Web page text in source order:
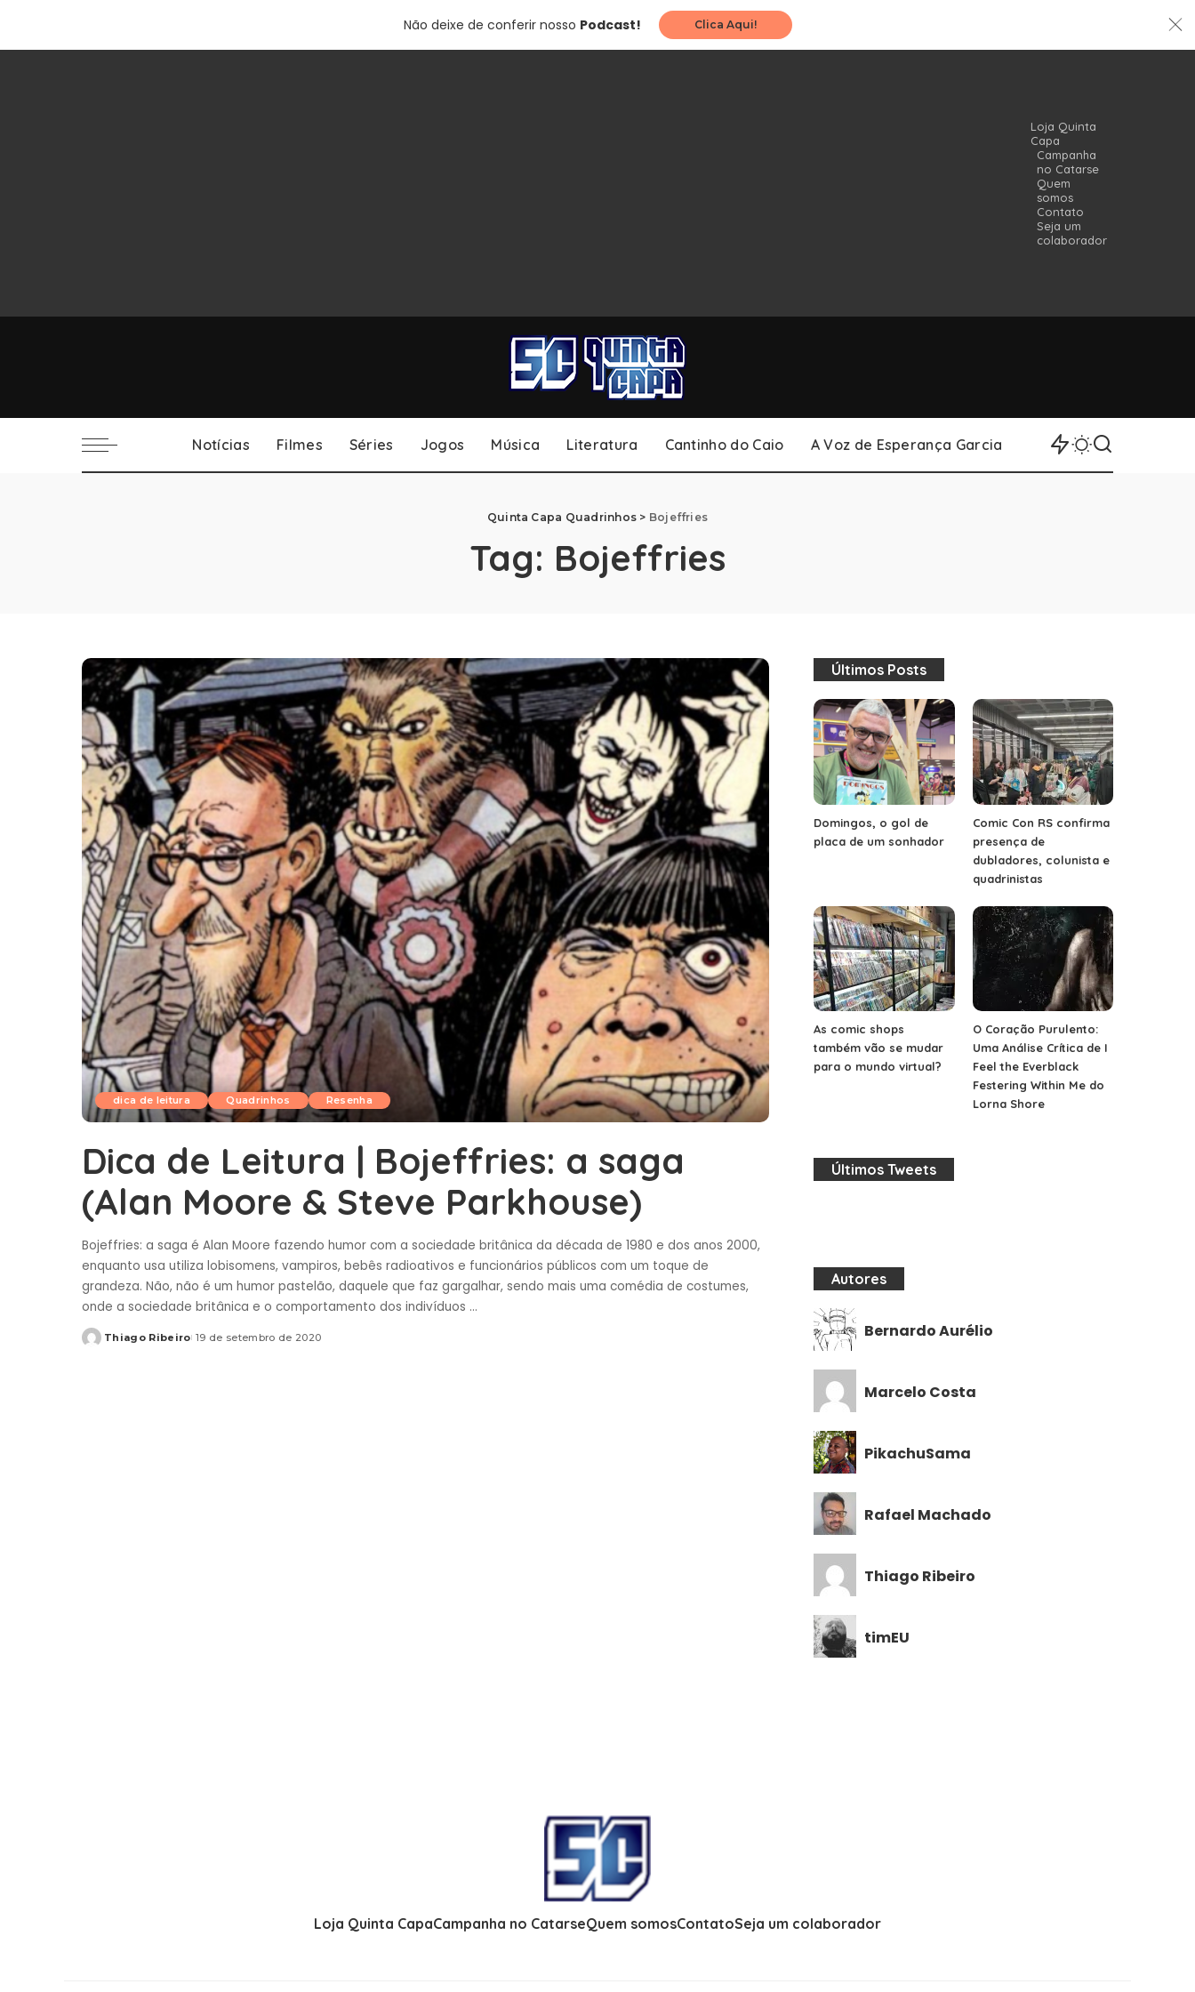
Não deixe de conferir nosso Podcast! Clica Aqui!
Loja Quinta
Capa
Campanha
no Catarse
Quem
somos
Contato
Seja um
colaborador
Notícias Filmes Séries Jogos Música Literatura Cantinho do Caio A Voz de Esperança Garcia
Quinta Capa Quadrinhos > Bojeffries
Tag: Bojeffries
dica de leitura Quadrinhos Resenha
Dica de Leitura | Bojeffries: a saga
(Alan Moore & Steve Parkhouse)
Bojeffries: a saga é Alan Moore fazendo humor com a sociedade britânica da década de 1980 e dos anos 2000,
enquanto usa utiliza lobisomens, vampiros, bebês radioativos e funcionários públicos com um toque de
grandeza. Não, não é um humor pastelão, daquele que faz gargalhar, sendo mais uma comédia de costumes,
onde a sociedade britânica e o comportamento dos indivíduos ...
Posted
Thiago Ribeiro 19 de setembro de 2020
Últimos Posts
Domingos, o gol de
placa de um sonhador
Comic Con RS confirma
presença de
dubladores, colunista e
quadrinistas
As comic shops
também vão se mudar
para o mundo virtual?
O Coração Purulento:
Uma Análise Crítica de I
Feel the Everblack
Festering Within Me do
Lorna Shore
Últimos Tweets
Autores
Bernardo Aurélio
Marcelo Costa
PikachuSama
Rafael Machado
Thiago Ribeiro
timEU
Loja Quinta CapaCampanha no CatarseQuem somosContatoSeja um colaborador